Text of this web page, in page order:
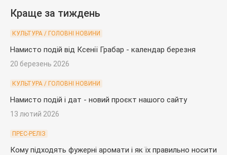
Краще за тиждень
КУЛЬТУРА / ГОЛОВНІ НОВИНИ
Намисто подій від Ксенії Грабар - календар березня
20 березень 2026
КУЛЬТУРА / ГОЛОВНІ НОВИНИ
Намисто подій і дат - новий проєкт нашого сайту
13 лютий 2026
ПРЕС-РЕЛІЗ
Кому підходять фужерні аромати і як їх правильно носити